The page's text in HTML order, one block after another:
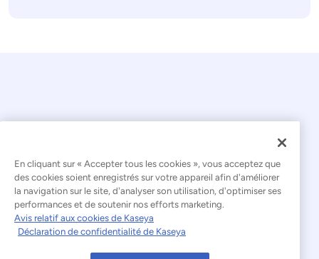
© 2026 Kaseya. Tous droits réservés.
Français
Déclaration relative à l'esclavage moderne
Mentions légales
En cliquant sur « Accepter tous les cookies », vous acceptez que
des cookies soient enregistrés sur votre appareil afin d'améliorer
la navigation sur le site, d'analyser son utilisation, d'optimiser ses
performances et de soutenir nos efforts marketing.
Avis relatif aux cookies de Kaseya
Déclaration de confidentialité de Kaseya